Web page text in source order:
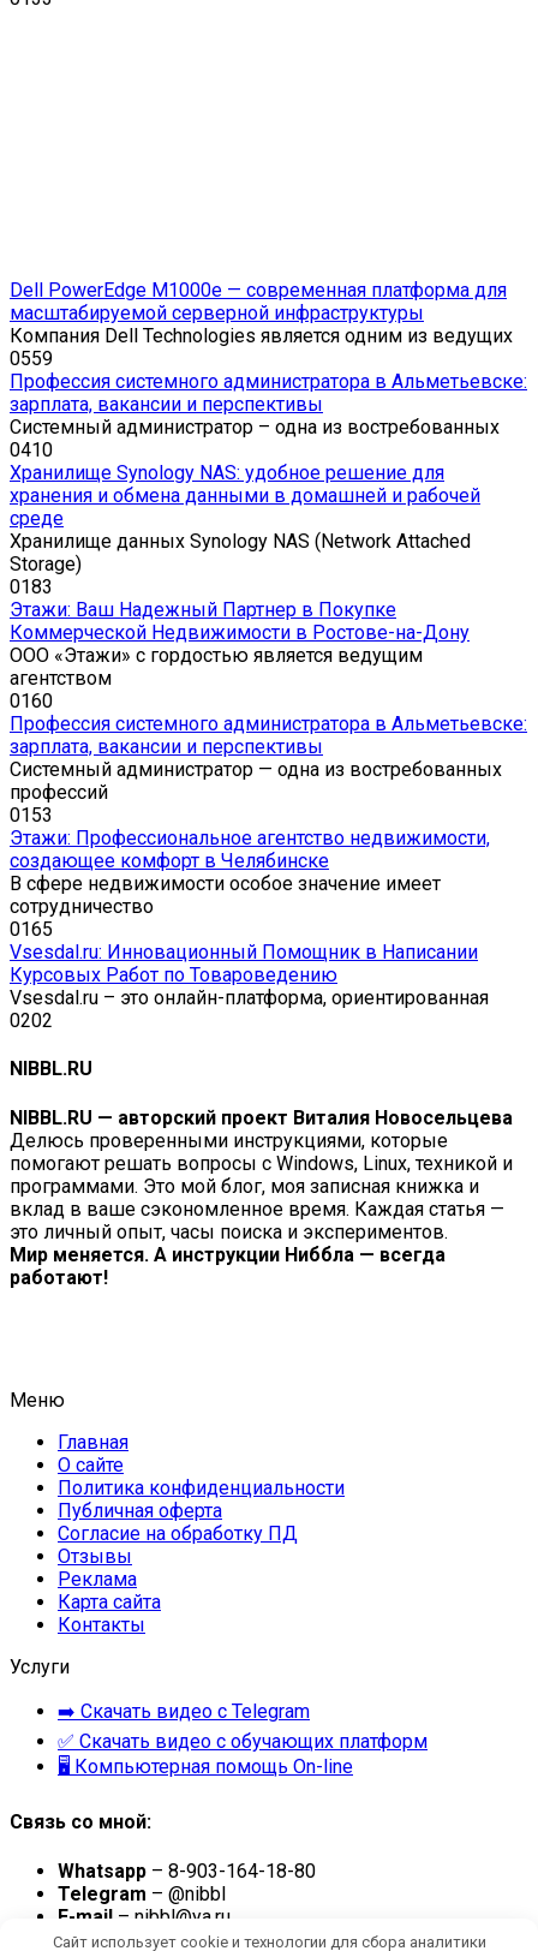
Dell PowerEdge M1000e — современная платформа для
масштабируемой серверной инфраструктуры
Компания Dell Technologies является одним из ведущих
0559
Профессия системного администратора в Альметьевске:
зарплата, вакансии и перспективы
Системный администратор – одна из востребованных
0410
Хранилище Synology NAS: удобное решение для
хранения и обмена данными в домашней и рабочей
среде
Хранилище данных Synology NAS (Network Attached
Storage)
0183
Этажи: Ваш Надежный Партнер в Покупке
Коммерческой Недвижимости в Ростове-на-Дону
ООО «Этажи» с гордостью является ведущим
агентством
0160
Профессия системного администратора в Альметьевске:
зарплата, вакансии и перспективы
Системный администратор — одна из востребованных
профессий
0153
Этажи: Профессиональное агентство недвижимости,
создающее комфорт в Челябинске
В сфере недвижимости особое значение имеет
сотрудничество
0165
Vsesdal.ru: Инновационный Помощник в Написании
Курсовых Работ по Товароведению
Vsesdal.ru – это онлайн-платформа, ориентированная
0202
NIBBL.RU
NIBBL.RU — авторский проект Виталия Новосельцева
Делюсь проверенными инструкциями, которые
помогают решать вопросы с Windows, Linux, техникой и
программами. Это мой блог, моя записная книжка и
вклад в ваше сэкономленное время. Каждая статья —
это личный опыт, часы поиска и экспериментов.
Мир меняется. А инструкции Ниббла — всегда
работают!
Меню
Главная
О сайте
Политика конфиденциальности
Публичная оферта
Согласие на обработку ПД
Отзывы
Реклама
Карта сайта
Контакты
Услуги
➡️ Скачать видео с Telegram
✅ Скачать видео с обучающих платформ
🖥 Компьютерная помощь On-line
Связь со мной:
Whatsapp – 8-903-164-18-80
Telegram – @nibbl
E-mail – nibbl@ya.ru
Сайт использует cookie и технологии для сбора аналитики